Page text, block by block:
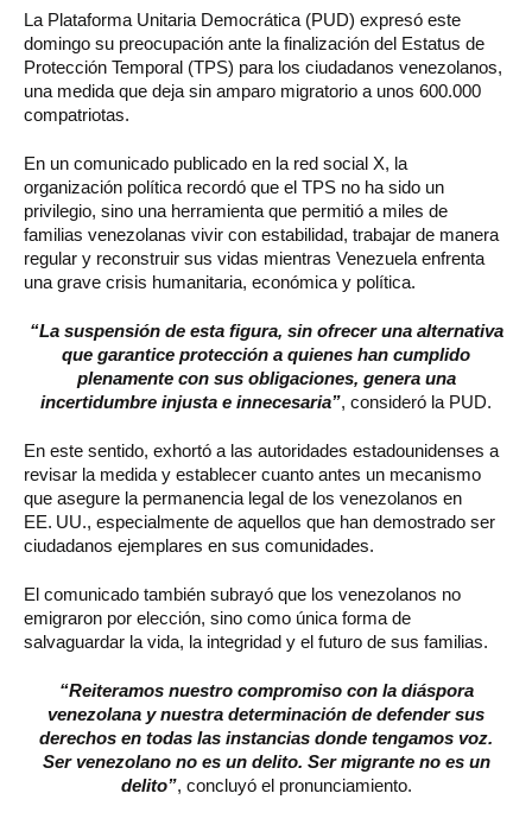
La Plataforma Unitaria Democrática (PUD) expresó este
domingo su preocupación ante la finalización del Estatus de
Protección Temporal (TPS) para los ciudadanos venezolanos,
una medida que deja sin amparo migratorio a unos 600.000
compatriotas.
En un comunicado publicado en la red social X, la
organización política recordó que el TPS no ha sido un
privilegio, sino una herramienta que permitió a miles de
familias venezolanas vivir con estabilidad, trabajar de manera
regular y reconstruir sus vidas mientras Venezuela enfrenta
una grave crisis humanitaria, económica y política.
“La suspensión de esta figura, sin ofrecer una alternativa
que garantice protección a quienes han cumplido
plenamente con sus obligaciones, genera una
incertidumbre injusta e innecesaria”, consideró la PUD.
En este sentido, exhortó a las autoridades estadounidenses a
revisar la medida y establecer cuanto antes un mecanismo
que asegure la permanencia legal de los venezolanos en
EE. UU., especialmente de aquellos que han demostrado ser
ciudadanos ejemplares en sus comunidades.
El comunicado también subrayó que los venezolanos no
emigraron por elección, sino como única forma de
salvaguardar la vida, la integridad y el futuro de sus familias.
“Reiteramos nuestro compromiso con la diáspora
venezolana y nuestra determinación de defender sus
derechos en todas las instancias donde tengamos voz.
Ser venezolano no es un delito. Ser migrante no es un
delito”, concluyó el pronunciamiento.